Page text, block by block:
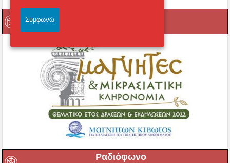
Ραδιόφωνο
Συμφωνώ